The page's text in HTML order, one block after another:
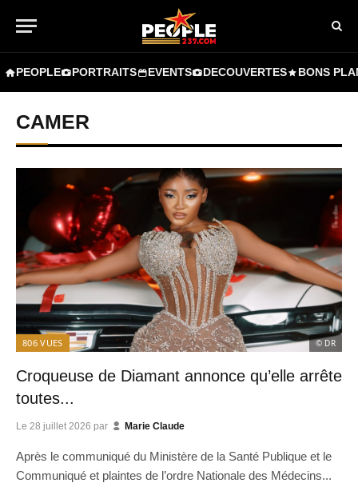
PEOPLE PORTRAITS EVENTS DECOUVERTES BONS
CAMER
806 VUES © DR
Croqueuse de Diamant annonce qu’elle arrête
toutes...
Le 28 juillet 2026 par Marie Claude
Après le communiqué du Ministère de la Santé Publique et le
Communiqué et plaintes de l’ordre Nationale des Médecins...